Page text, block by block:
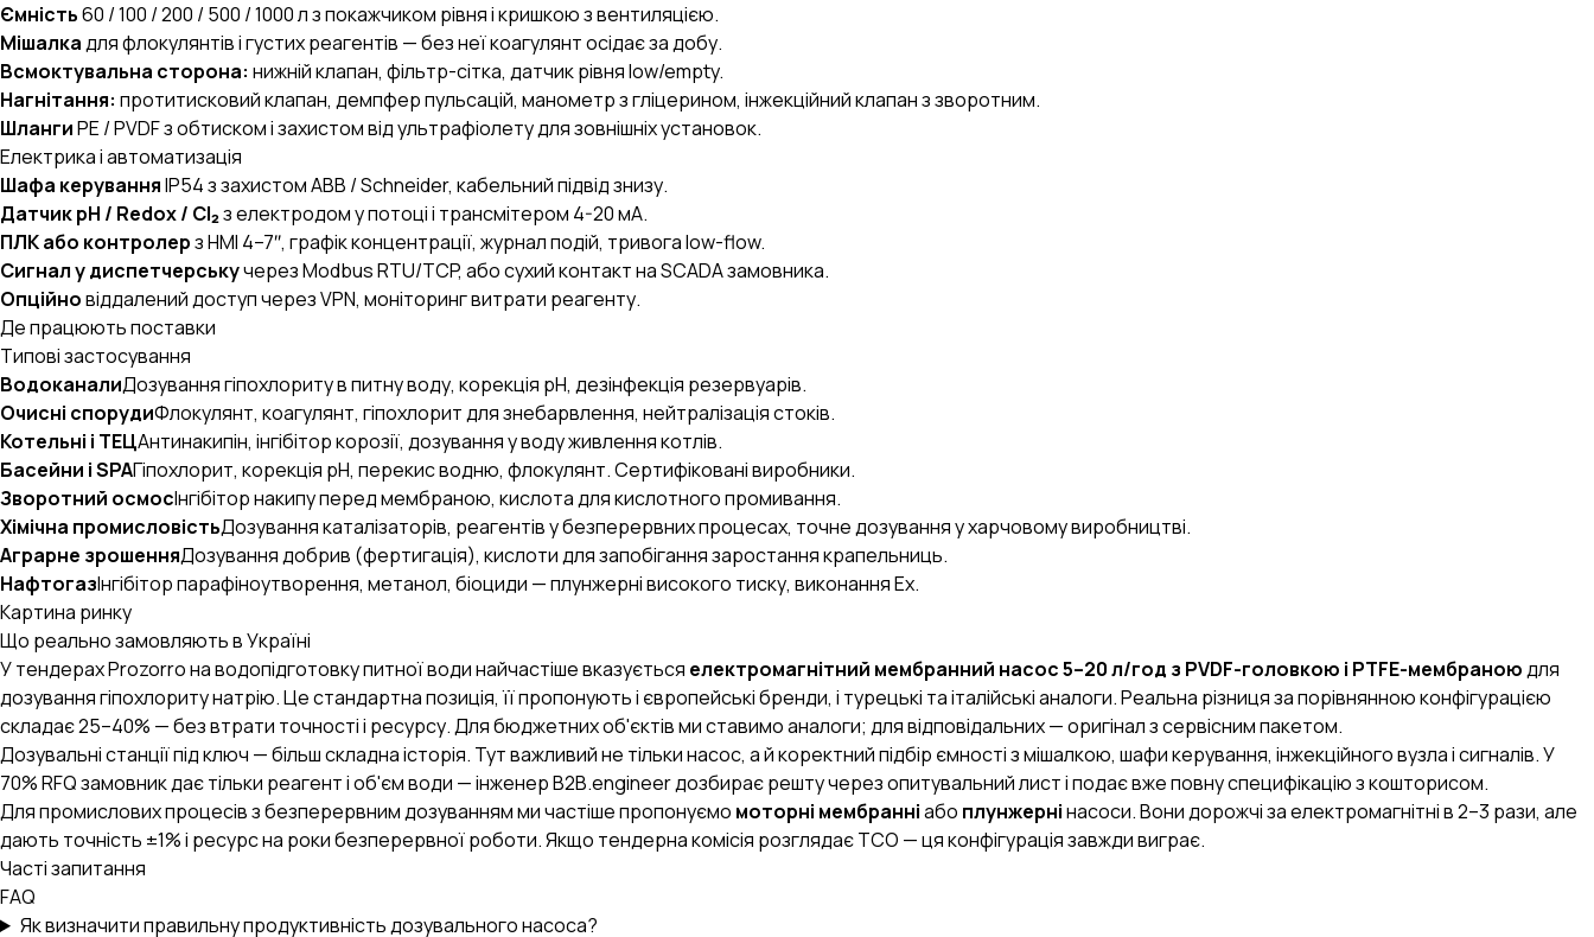
Ємність60 / 100 / 200 / 500 / 1000 л з покажчиком рівня і кришкою з вентиляцією.
Мішалкадля флокулянтів і густих реагентів — без неї коагулянт осідає за добу.
Всмоктувальна сторона: нижній клапан, фільтр-сітка, датчик рівня low/empty.
Нагнітання: протитисковий клапан, демпфер пульсацій, манометр з гліцерином, інжекційний клапан з зворотним.
ШлангиPE / PVDF з обтиском і захистом від ультрафіолету для зовнішніх установок.
Електрика і автоматизація
Шафа керуванняIP54 з захистом ABB / Schneider, кабельний підвід знизу.
Датчик pH / Redox / Cl₂з електродом у потоці і трансмітером 4-20 мА.
ПЛК або контролерз HMI 4–7″, графік концентрації, журнал подій, тривога low-flow.
Сигнал у диспетчерськучерез Modbus RTU/TCP, або сухий контакт на SCADA замовника.
Опційновіддалений доступ через VPN, моніторинг витрати реагенту.
Де працюють поставки
Типові застосування
ВодоканалиДозування гіпохлориту в питну воду, корекція pH, дезінфекція резервуарів.
Очисні спорудиФлокулянт, коагулянт, гіпохлорит для знебарвлення, нейтралізація стоків.
Котельні і ТЕЦАнтинакипін, інгібітор корозії, дозування у воду живлення котлів.
Басейни і SPAГіпохлорит, корекція pH, перекис водню, флокулянт. Сертифіковані виробники.
Зворотний осмосІнгібітор накипу перед мембраною, кислота для кислотного промивання.
Хімічна промисловістьДозування каталізаторів, реагентів у безперервних процесах, точне дозування у харчовому виробництві.
Аграрне зрошенняДозування добрив (фертигація), кислоти для запобігання заростання крапельниць.
НафтогазІнгібітор парафіноутворення, метанол, біоциди — плунжерні високого тиску, виконання Ex.
Картина ринку
Що реально замовляють в Україні
У тендерах Prozorro на водопідготовку питної води найчастіше вказується електромагнітний мембранний насос 5–20 л/год з PVDF-головкою і PTFE-мембраноюдля
дозування гіпохлориту натрію. Це стандартна позиція, її пропонують і європейські бренди, і турецькі та італійські аналоги. Реальна різниця за порівнянною конфігурацією
складає 25–40% — без втрати точності і ресурсу. Для бюджетних об'єктів ми ставимо аналоги; для відповідальних — оригінал з сервісним пакетом.
Дозувальні станції під ключ — більш складна історія. Тут важливий не тільки насос, а й коректний підбір ємності з мішалкою, шафи керування, інжекційного вузла і сигналів. У
70% RFQ замовник дає тільки реагент і об'єм води — інженер B2B.engineer дозбирає решту через опитувальний лист і подає вже повну специфікацію з кошторисом.
Для промислових процесів з безперервним дозуванням ми частіше пропонуємо моторні мембранніабо плунжернінасоси. Вони дорожчі за електромагнітні в 2–3 рази, але
дають точність ±1% і ресурс на роки безперервної роботи. Якщо тендерна комісія розглядає TCO — ця конфігурація завжди виграє.
Часті запитання
FAQ
Як визначити правильну продуктивність дозувального насоса?
AI-стратег B2B.engineer
Промислові закупівлі, RFQ, тендери, ВЕД